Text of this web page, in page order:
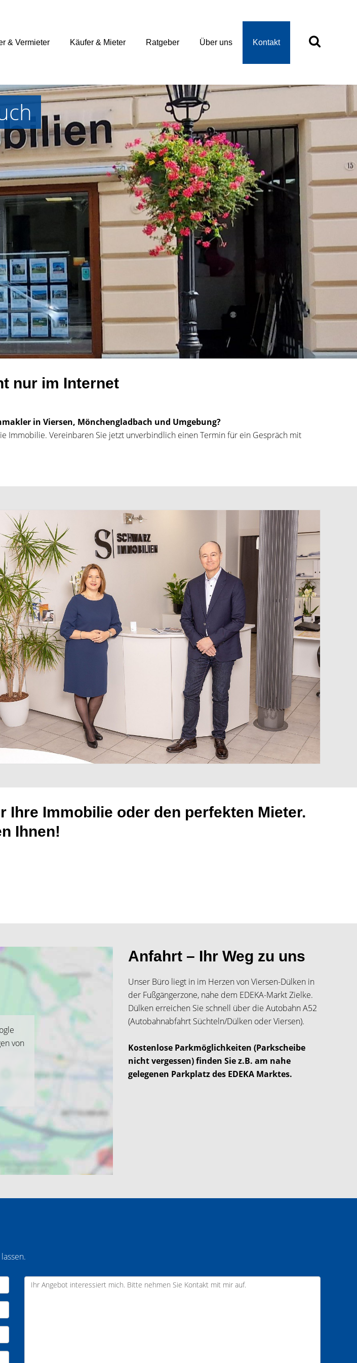
& Vermieter Käufer & Mieter Ratgeber Über uns Kontakt
nur im Internet
in Viersen, Mönchengladbach und Umgebung?
Immobilie. Vereinbaren Sie jetzt unverbindlich einen Termin für ein Gespräch mit
Ihre Immobilie oder den perfekten Mieter.
Ihnen!
von
Anfahrt – Ihr Weg zu uns
Unser Büro liegt in im Herzen von Viersen-Dülken in
der Fußgängerzone, nahe dem EDEKA-Markt Zielke.
Dülken erreichen Sie schnell über die Autobahn A52
(Autobahnabfahrt Süchteln/Dülken oder Viersen).
Kostenlose Parkmöglichkeiten (Parkscheibe
nicht vergessen) finden Sie z.B. am nahe
gelegenen Parkplatz des EDEKA Marktes.